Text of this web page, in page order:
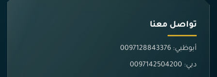
تواصل معنا
أبوظبي: 0097128843376
دبي: 0097142504200